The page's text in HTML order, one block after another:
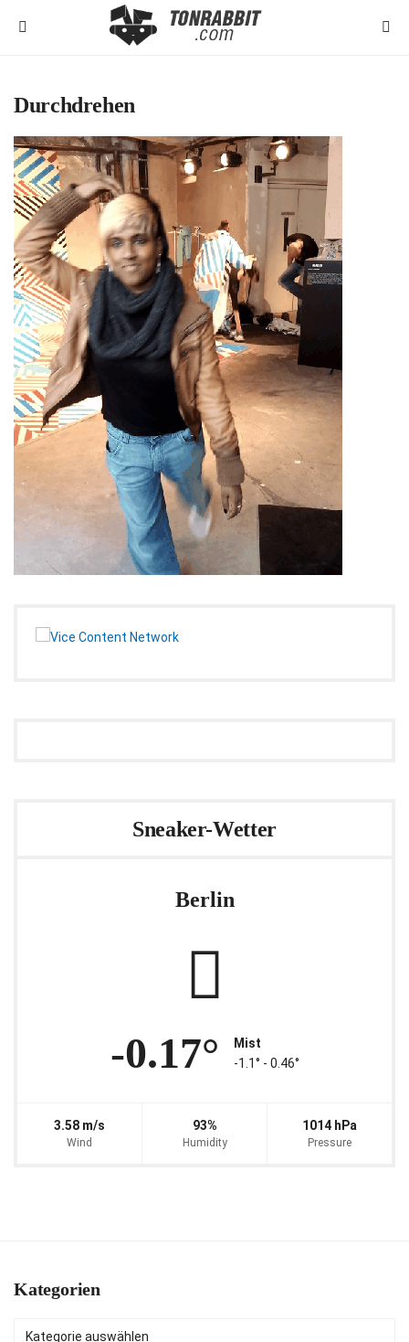
Durchdrehen
Sneaker-Wetter
Berlin
-0.17°
Mist
-1.1° ‐ 0.46°
3.58 m/s
Wind
93%
Humidity
1014 hPa
Pressure
Kategorien
Kategorien